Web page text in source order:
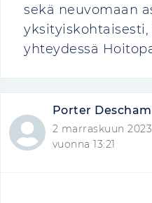
sekä neuvomaan
yhteydessä
Porter
2 marraskuun 2023
vuonna 13:21